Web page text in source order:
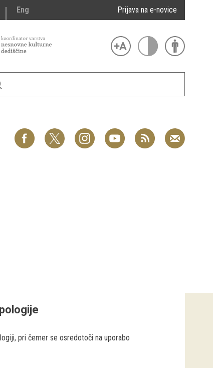
Eng Prijava na e-novice
pri čemer se osredotoči na uporabo